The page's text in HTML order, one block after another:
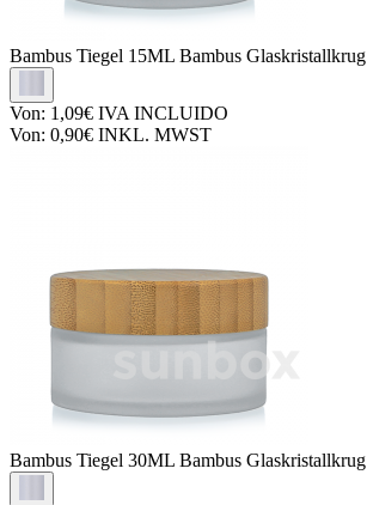
Bambus Tiegel 15ML Bambus Glaskristallkrug
Von: 1,09€ IVA INCLUIDO
Von: 0,90€ INKL. MWST
Bambus Tiegel 30ML Bambus Glaskristallkrug